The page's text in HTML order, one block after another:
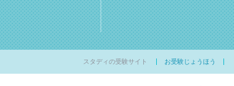
スタディの受験サイト お受験じょうほう